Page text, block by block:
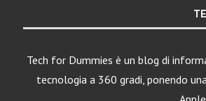
Tech for Dummies è un blog di
tecnologia a 360 gradi, ponendo